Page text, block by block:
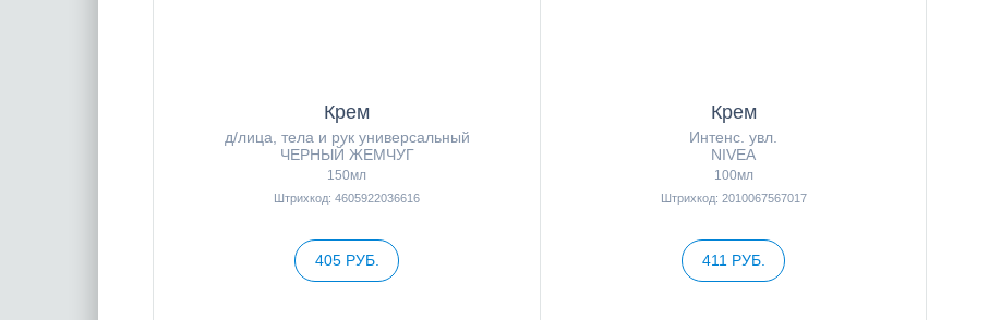
Крем
д/лица, тела и рук универсальный
ЧЕРНЫЙ ЖЕМЧУГ
150мл
Штрихкод: 4605922036616
405 РУБ.
Крем
Интенс. увл.
NIVEA
100мл
Штрихкод: 2010067567017
411 РУБ.